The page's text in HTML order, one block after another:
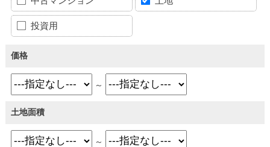
投資用
価格
～
土地面積
～